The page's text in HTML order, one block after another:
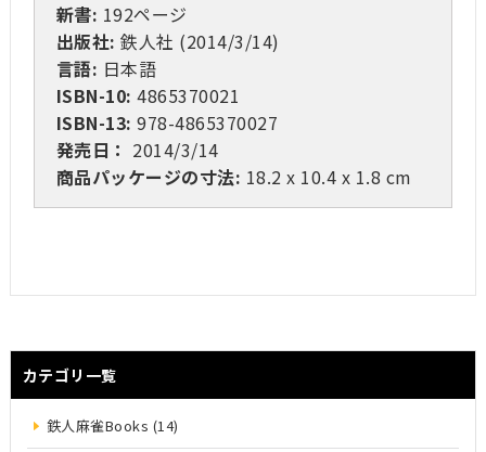
新書: 192ページ
出版社: 鉄人社 (2014/3/14)
言語: 日本語
ISBN-10: 4865370021
ISBN-13: 978-4865370027
発売日： 2014/3/14
商品パッケージの寸法: 18.2 x 10.4 x 1.8 cm
カテゴリ一覧
鉄人麻雀Books (14)